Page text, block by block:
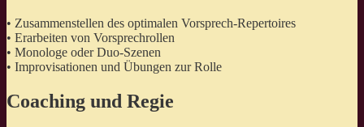
• Zusammenstellen des optimalen Vorsprech-Repertoires
• Erarbeiten von Vorsprechrollen
• Monologe oder Duo-Szenen
• Improvisationen und Übungen zur Rolle
Coaching und Regie